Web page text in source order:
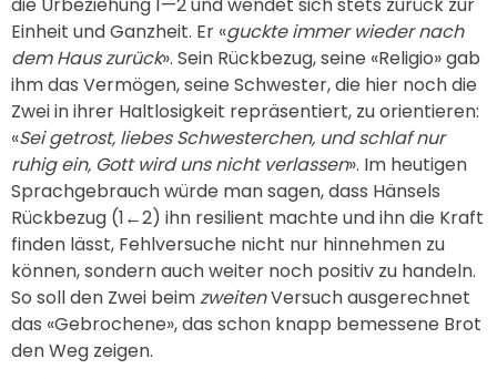
Einheit und Ganzheit. Er «guckte immer wieder nach
dem Haus zurück». Sein Rückbezug, seine «Religio» gab
ihm das Vermögen, seine Schwester, die hier noch die
Zwei in ihrer Haltlosigkeit repräsentiert, zu orientieren:
«Sei getrost, liebes Schwesterchen, und schlaf nur
ruhig ein, Gott wird uns nicht verlassen». Im heutigen
Sprachgebrauch würde man sagen, dass Hänsels
Rückbezug (1←2) ihn resilient machte und ihn die Kraft
finden lässt, Fehlversuche nicht nur hinnehmen zu
können, sondern auch weiter noch positiv zu handeln.
So soll den Zwei beimzweitenVersuch ausgerechnet
das «Gebrochene», das schon knapp bemessene Brot
den Weg zeigen.